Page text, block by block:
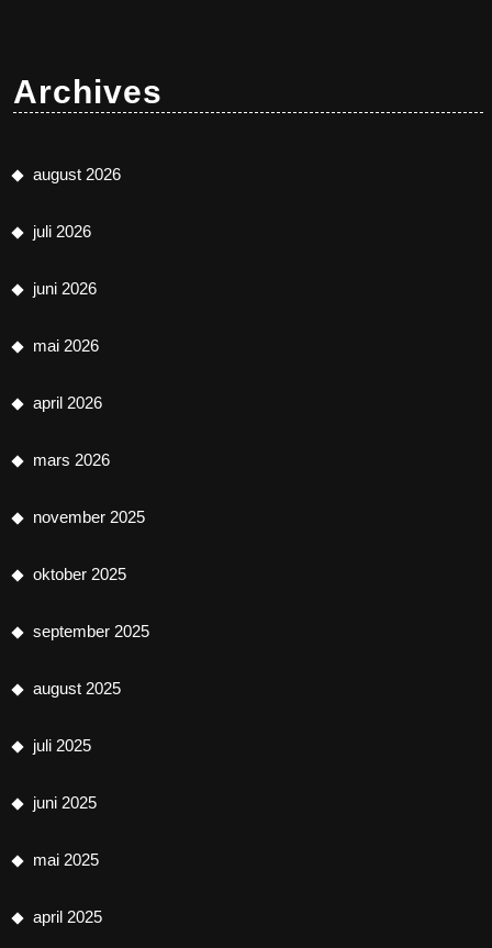
Archives
august 2026
juli 2026
juni 2026
mai 2026
april 2026
mars 2026
november 2025
oktober 2025
september 2025
august 2025
juli 2025
juni 2025
mai 2025
april 2025